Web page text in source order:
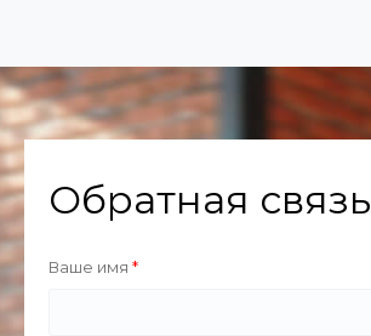
Обратная связь
Ваше имя